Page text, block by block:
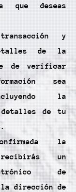
que deseas
y
de la
de verificar
sea
la
de tu
la
un
de
dirección de